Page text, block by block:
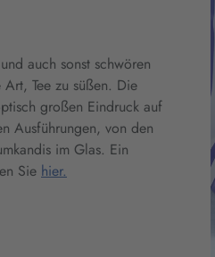
auch sonst schwören
Tee zu süßen. Die
großen Eindruck auf
Ausführungen, von den
im Glas. Ein
Sie hier.